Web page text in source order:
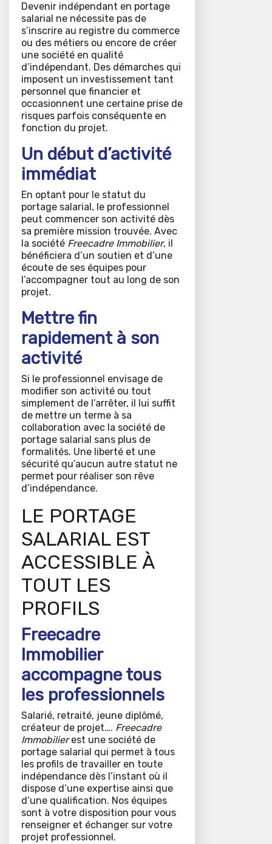
Devenir indépendant en portage
salarial ne nécessite pas de
s’inscrire au registre du commerce
ou des métiers ou encore de créer
une société en qualité
d’indépendant. Des démarches qui
imposent un investissement tant
personnel que financier et
occasionnent une certaine prise de
risques parfois conséquente en
fonction du projet.
Un début d’activité
immédiat
En optant pour le statut du
portage salarial, le professionnel
peut commencer son activité dès
sa première mission trouvée. Avec
la société Freecadre Immobilier, il
bénéficiera d’un soutien et d’une
écoute de ses équipes pour
l’accompagner tout au long de son
projet.
Mettre fin
rapidement à son
activité
Si le professionnel envisage de
modifier son activité ou tout
simplement de l’arrêter, il lui suffit
de mettre un terme à sa
collaboration avec la société de
portage salarial sans plus de
formalités. Une liberté et une
sécurité qu’aucun autre statut ne
permet pour réaliser son rêve
d’indépendance.
LE PORTAGE
SALARIAL EST
ACCESSIBLE À
TOUT LES
PROFILS
Freecadre
Immobilier
accompagne tous
les professionnels
Salarié, retraité, jeune diplômé,
créateur de projet…. Freecadre
Immobilierest une société de
portage salarial qui permet à tous
les profils de travailler en toute
indépendance dès l’instant où il
dispose d’une expertise ainsi que
d’une qualification. Nos équipes
sont à votre disposition pour vous
renseigner et échanger sur votre
projet professionnel.